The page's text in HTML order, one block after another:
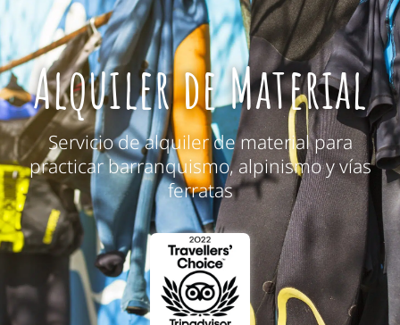
ferratas
homologado
Alquiler de Material
Servicio de alquiler de material para
practicar barranquismo, alpinismo y vías
ferratas